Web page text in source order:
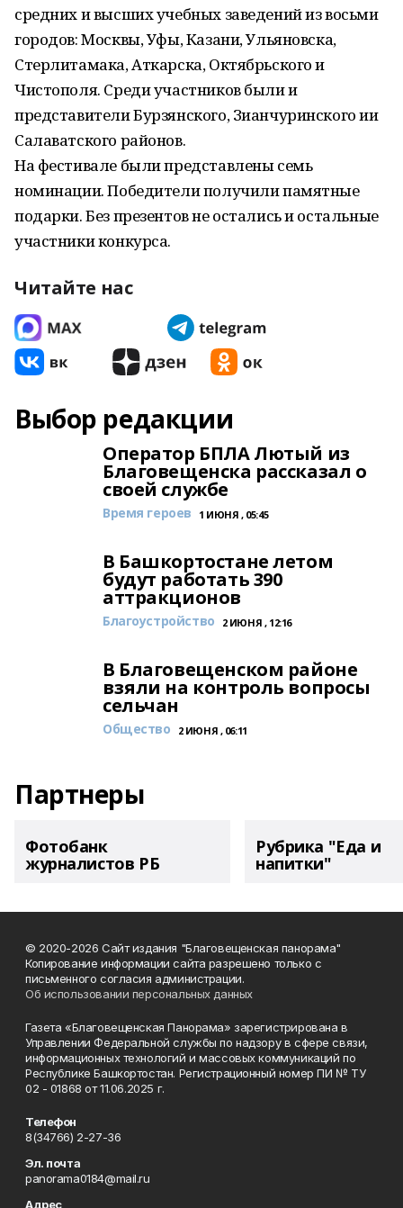
средних и высших учебных заведений из восьми
городов: Москвы, Уфы, Казани, Ульяновска,
Стерлитамака, Аткарска, Октябрьского и
Чистополя. Среди участников были и
представители Бурзянского, Зианчуринского ии
Салаватского районов.
На фестивале были представлены семь
номинации. Победители получили памятные
подарки. Без презентов не остались и остальные
участники конкурса.
Читайте нас
Выбор редакции
Оператор БПЛА Лютый из
Благовещенска рассказал о
своей службе
Время героев 1 ИЮНЯ , 05:45
В Башкортостане летом
будут работать 390
аттракционов
Благоустройство 2 ИЮНЯ , 12:16
В Благовещенском районе
взяли на контроль вопросы
сельчан
Общество 2 ИЮНЯ , 06:11
Партнеры
Фотобанк
журналистов РБ
Рубрика "Еда и
напитки"
© 2020-2026 Сайт издания "Благовещенская панорама"
Копирование информации сайта разрешено только с
письменного согласия администрации.
Об использовании персональных данных
Газета «Благовещенская Панорама» зарегистрирована в
Управлении Федеральной службы по надзору в сфере связи,
информационных технологий и массовых коммуникаций по
Республике Башкортостан. Регистрационный номер ПИ № ТУ
02 - 01868 от 11.06.2025 г.
Телефон
8(34766) 2-27-36
Эл. почта
panorama0184@mail.ru
Адрес